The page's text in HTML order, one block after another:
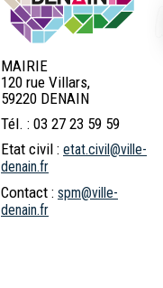
MAIRIE
120 rue Villars,
59220 DENAIN
Tél. : 03 27 23 59 59
Etat civil : etat.civil@ville-
denain.fr
Contact : spm@ville-
denain.fr